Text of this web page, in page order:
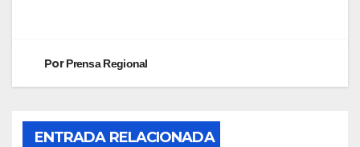
PorPrensa Regional
ENTRADA RELACIONADA